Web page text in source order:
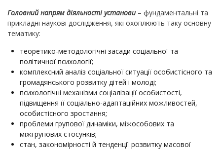
Головний напрям діяльності установи– фундаментальні та
прикладні наукові дослідження, які охоплюють таку основну
тематику:
теоретико-методологічні засади соціальної та
політичної психології;
комплексний аналіз соціальної ситуації особистісного та
громадянського розвитку дітей і молоді;
психологічні механізми соціалізації особистості,
підвищення її соціально-адаптаційних можливостей,
особистісного зростання;
проблеми групової динаміки, міжособових та
міжгрупових стосунків;
стан, закономірності й тенденції розвитку масової